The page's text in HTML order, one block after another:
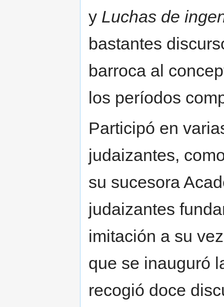
y Luchas de
bastantes
barroca al
los períodos
Participó en
judaizantes,
su sucesora
judaizantes
imitación a su
que se inauguró
recogió doce